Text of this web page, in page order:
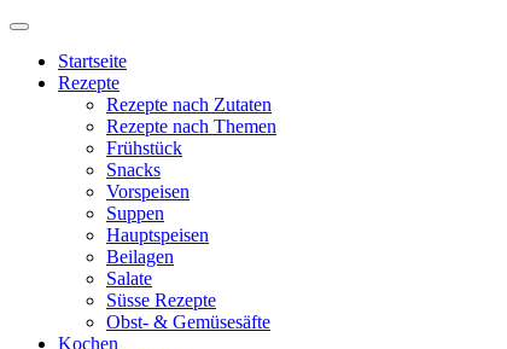
Startseite
Rezepte
Rezepte nach Zutaten
Rezepte nach Themen
Frühstück
Snacks
Vorspeisen
Suppen
Hauptspeisen
Beilagen
Salate
Süsse Rezepte
Obst- & Gemüsesäfte
Kochen